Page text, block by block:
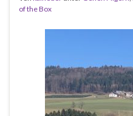
of the Box